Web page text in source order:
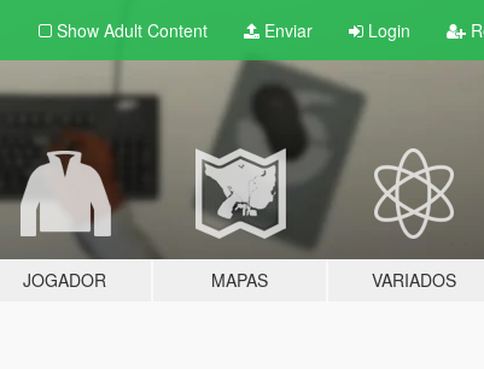
Show Adult Content Enviar Login
JOGADOR MAPAS VARIADOS